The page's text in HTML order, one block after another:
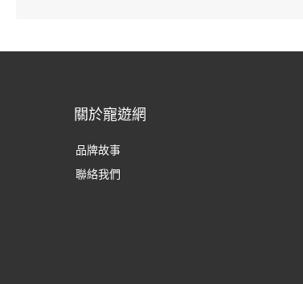
關於寵遊網
品牌故事
聯絡我們